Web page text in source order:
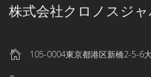
株式会社クロノスジ
105-0004東京都港区新橋2-5-6